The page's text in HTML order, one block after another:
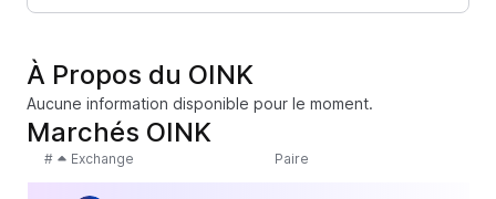
À Propos du OINK
Aucune information disponible pour le moment.
Marchés OINK
# Exchange Paire